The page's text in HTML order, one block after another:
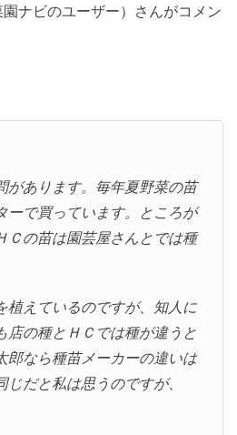
ナビのユーザー）さんがコメン
があります。毎年夏野菜の苗
ーで買っています。ところが
Ｃの苗は園芸屋さんとでは種
植えているのですが、知人に
店の種とＨＣでは種が違うと
郎なら種苗メーカーの違いは
だと私は思うのですが、